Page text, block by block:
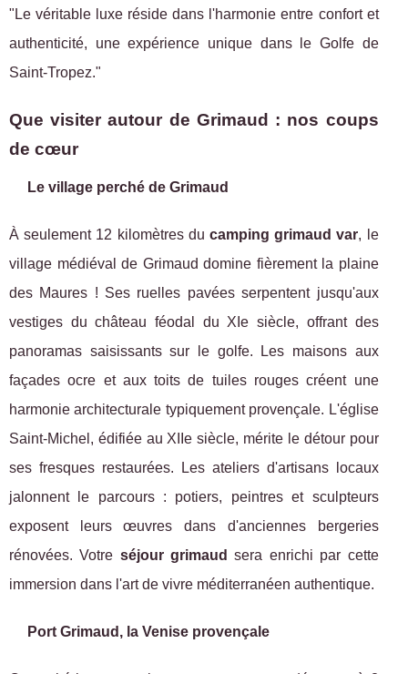
"Le véritable luxe réside dans l'harmonie entre confort et
authenticité, une expérience unique dans le Golfe de
Saint-Tropez."
Que visiter autour de Grimaud : nos coups
de cœur
Le village perché de Grimaud
À seulement 12 kilomètres du camping grimaud var, le
village médiéval de Grimaud domine fièrement la plaine
des Maures ! Ses ruelles pavées serpentent jusqu'aux
vestiges du château féodal du XIe siècle, offrant des
panoramas saisissants sur le golfe. Les maisons aux
façades ocre et aux toits de tuiles rouges créent une
harmonie architecturale typiquement provençale. L'église
Saint-Michel, édifiée au XIIe siècle, mérite le détour pour
ses fresques restaurées. Les ateliers d'artisans locaux
jalonnent le parcours : potiers, peintres et sculpteurs
exposent leurs œuvres dans d'anciennes bergeries
rénovées. Votre séjour grimaud sera enrichi par cette
immersion dans l'art de vivre méditerranéen authentique.
Port Grimaud, la Venise provençale